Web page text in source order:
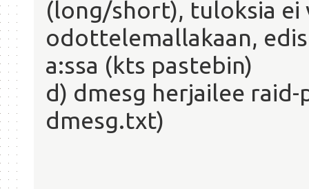
(long/short), tuloksia ei
odottelemallakaan,
a:ssa (kts pastebin)
d) dmesg herjailee
dmesg.txt)